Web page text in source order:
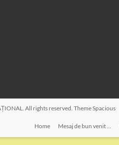
. All rights reserved. ThemeSpacious
Home
Mesaj de bun venit …